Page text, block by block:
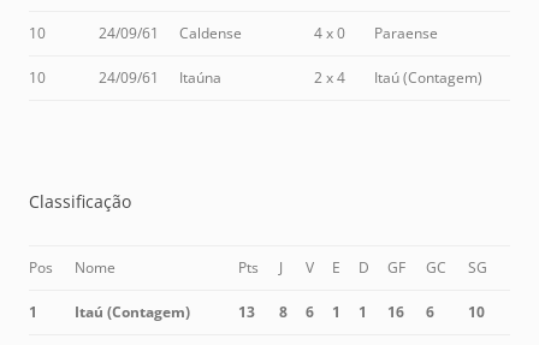
10 24/09/61 Caldense 4 x 0 Paraense
10 24/09/61 Itaúna 2 x 4 Itaú (Contagem)
Classificação
Pos Nome Pts J V E D GF GC SG
1 Itaú (Contagem) 13 8 6 1 1 16 6 10